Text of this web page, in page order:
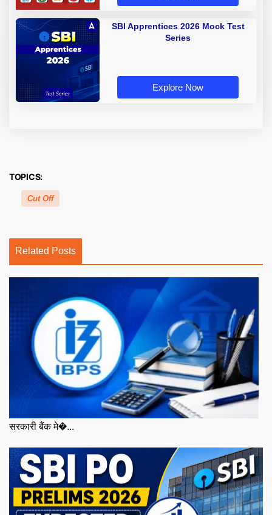
SBI Apprentices 2026 Mock Test
Series
Explore Now
TOPICS:
Cut Off
Related Posts
सरकारी बैंक मे�...